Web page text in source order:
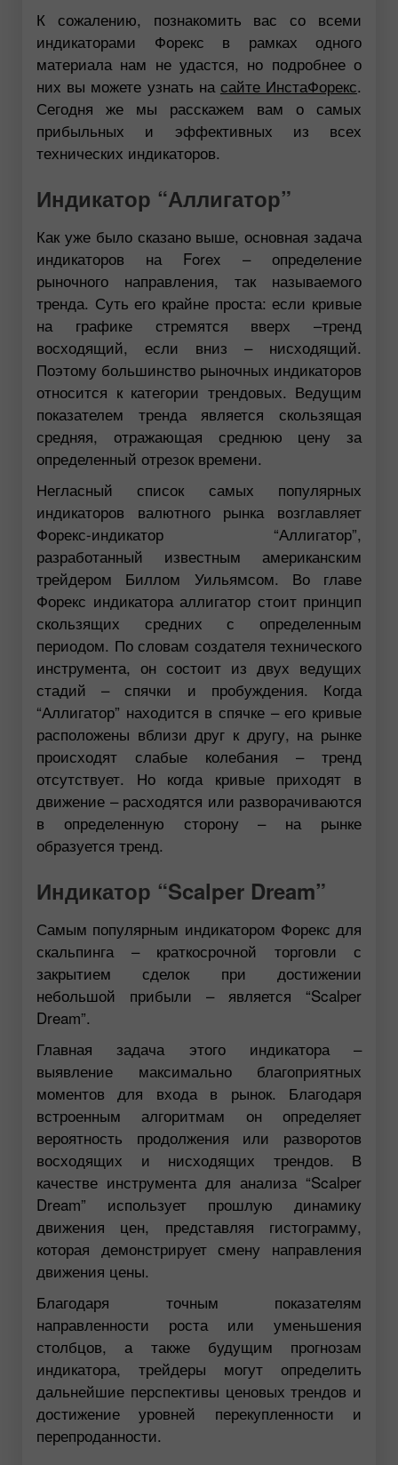
К сожалению, познакомить вас со всеми
индикаторами Форекс в рамках одного
материала нам не удастся, но подробнее о
них вы можете узнать на сайте ИнстаФорекс.
Сегодня же мы расскажем вам о самых
прибыльных и эффективных из всех
технических индикаторов.
Индикатор “Аллигатор”
Как уже было сказано выше, основная задача
индикаторов на Forex – определение
рыночного направления, так называемого
тренда. Суть его крайне проста: если кривые
на графике стремятся вверх –тренд
восходящий, если вниз – нисходящий.
Поэтому большинство рыночных индикаторов
относится к категории трендовых. Ведущим
показателем тренда является скользящая
средняя, отражающая среднюю цену за
определенный отрезок времени.
Негласный список самых популярных
индикаторов валютного рынка возглавляет
Форекс-индикатор “Аллигатор”,
разработанный известным американским
трейдером Биллом Уильямсом. Во главе
Форекс индикатора аллигатор стоит принцип
скользящих средних с определенным
периодом. По словам создателя технического
инструмента, он состоит из двух ведущих
стадий – спячки и пробуждения. Когда
“Аллигатор” находится в спячке – его кривые
расположены вблизи друг к другу, на рынке
происходят слабые колебания – тренд
отсутствует. Но когда кривые приходят в
движение – расходятся или разворачиваются
в определенную сторону – на рынке
образуется тренд.
Индикатор “Scalper Dream”
Самым популярным индикатором Форекс для
скальпинга – краткосрочной торговли с
закрытием сделок при достижении
небольшой прибыли – является “Scalper
Dream”.
Главная задача этого индикатора –
выявление максимально благоприятных
моментов для входа в рынок. Благодаря
встроенным алгоритмам он определяет
вероятность продолжения или разворотов
восходящих и нисходящих трендов. В
качестве инструмента для анализа “Scalper
Dream” использует прошлую динамику
движения цен, представляя гистограмму,
которая демонстрирует смену направления
движения цены.
Благодаря точным показателям
направленности роста или уменьшения
столбцов, а также будущим прогнозам
индикатора, трейдеры могут определить
дальнейшие перспективы ценовых трендов и
достижение уровней перекупленности и
перепроданности.